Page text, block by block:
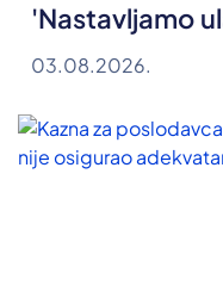
'Nastavljamo
03.08.2026.